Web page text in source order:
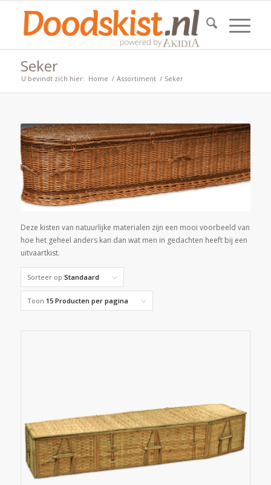
Seker
U bevindt zich hier: Home / Assortiment / Seker
Deze kisten van natuurlijke materialen zijn een mooi voorbeeld van
hoe het geheel anders kan dan wat men in gedachten heeft bij een
uitvaartkist.
Sorteer op Standaard
Toon 15 Producten per pagina